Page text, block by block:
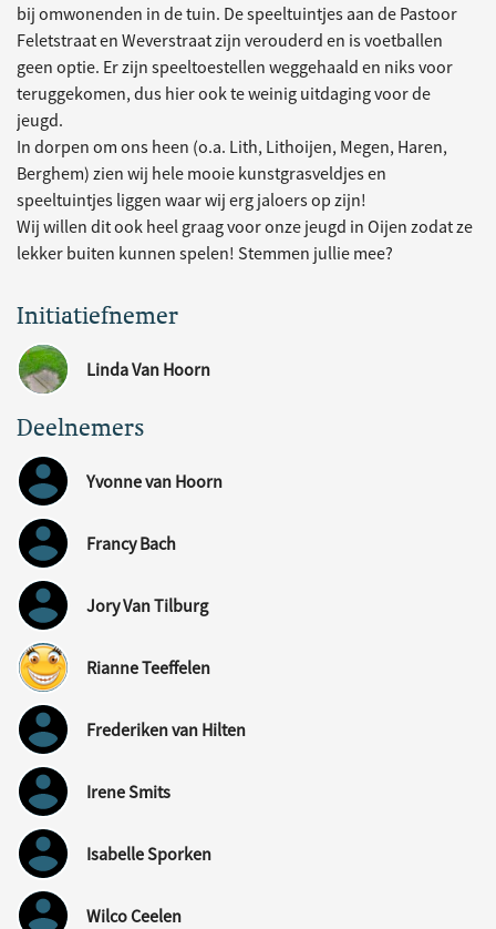
bij omwonenden in de tuin. De speeltuintjes aan de Pastoor
Feletstraat en Weverstraat zijn verouderd en is voetballen
geen optie. Er zijn speeltoestellen weggehaald en niks voor
teruggekomen, dus hier ook te weinig uitdaging voor de
jeugd.
In dorpen om ons heen (o.a. Lith, Lithoijen, Megen, Haren,
Berghem) zien wij hele mooie kunstgrasveldjes en
speeltuintjes liggen waar wij erg jaloers op zijn!
Wij willen dit ook heel graag voor onze jeugd in Oijen zodat ze
lekker buiten kunnen spelen! Stemmen jullie mee?
Initiatiefnemer
Linda Van Hoorn
Deelnemers
Yvonne van Hoorn
Francy Bach
Jory Van Tilburg
Rianne Teeffelen
Frederiken van Hilten
Irene Smits
Isabelle Sporken
Wilco Ceelen